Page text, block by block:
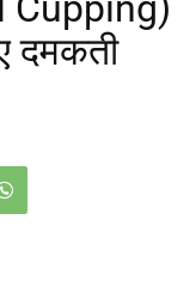
दमकती